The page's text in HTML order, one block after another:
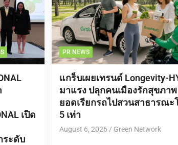
เปิด
ระดับ
PR NEWS
แกร็บเผยเทรนด์ Longevity-
มาแรง ปลุกคนเมืองรักสุขภา
ยอดเรียกรถไปสวนสาธารณะ
5 เท่า
August 6, 2026 Green Network